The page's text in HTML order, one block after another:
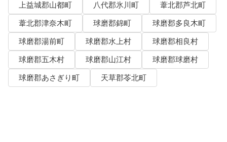
上益城郡山都町
八代郡氷川町
葦北郡芦北町
葦北郡津奈木町
球磨郡錦町
球磨郡多良木町
球磨郡湯前町
球磨郡水上村
球磨郡相良村
球磨郡五木村
球磨郡山江村
球磨郡球磨村
球磨郡あさぎり町
天草郡苓北町